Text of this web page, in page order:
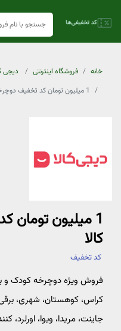
خانه فروشگاه اینترنتی
دیجی
1 میلیون تومان کد تخفیف دوچرخه دیجی کالا
1 میلیون
کالا
کد تخفیف
فروش ویژه دوچرخه کودک و
کراس، کوهستان، شهری،